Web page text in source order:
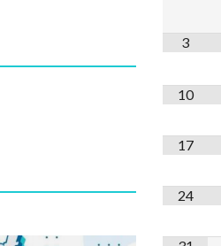
3
10
17
24